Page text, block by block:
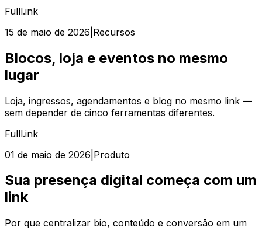
Fulll.ink
15 de maio de 2026 Recursos
Blocos, loja e eventos no mesmo
lugar
Loja, ingressos, agendamentos e blog no mesmo link —
sem depender de cinco ferramentas diferentes.
Fulll.ink
01 de maio de 2026 Produto
Sua presença digital começa com um
link
Por que centralizar bio, conteúdo e conversão em um